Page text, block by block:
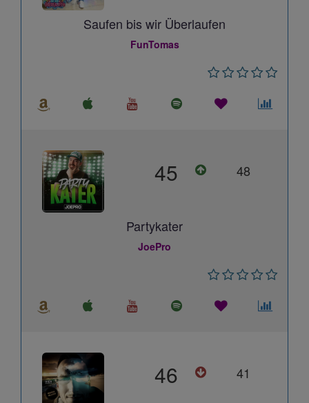
Saufen bis wir Überlaufen
FunTomas
45 48
Partykater
JoePro
46 41